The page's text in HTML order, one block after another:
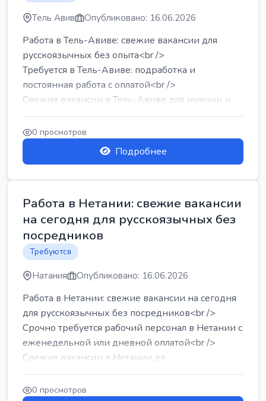
Тель Авив Опубликовано: 16.06.2026
Работа в Тель-Авиве: свежие вакансии для
русскоязычных без опыта<br />
Требуется в Тель-Авиве: подработка и
постоянная работа с оплатой<br />
Свежие вакансии в Тель-Авиве для мужчин и
женщин от хозя...
0 просмотров
Подробнее
Работа в Нетании: свежие вакансии
на сегодня для русскоязычных без
посредников
Требуются
Натания Опубликовано: 16.06.2026
Работа в Нетании: свежие вакансии на сегодня
для русскоязычных без посредников<br />
Срочно требуется рабочий персонал в Нетании с
еженедельной или дневной оплатой<br />
Свежие вакансии в Нетании дл...
0 просмотров